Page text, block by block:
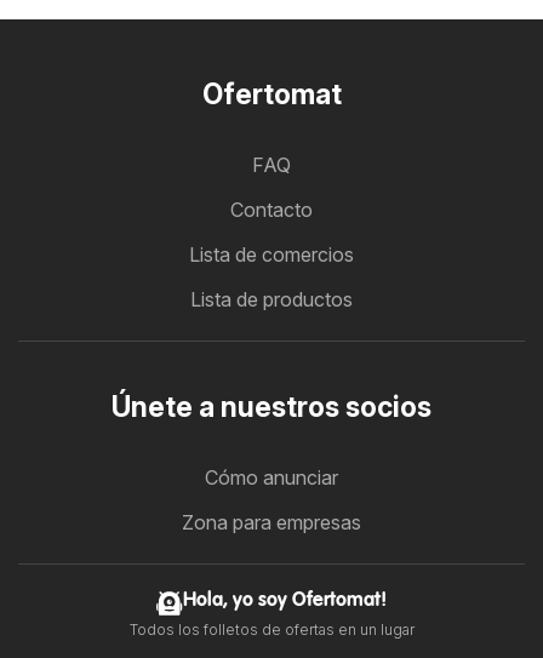
Ofertomat
FAQ
Contacto
Lista de comercios
Lista de productos
Únete a nuestros socios
Cómo anunciar
Zona para empresas
Hola, yo soy Ofertomat!
Todos los folletos de ofertas en un lugar